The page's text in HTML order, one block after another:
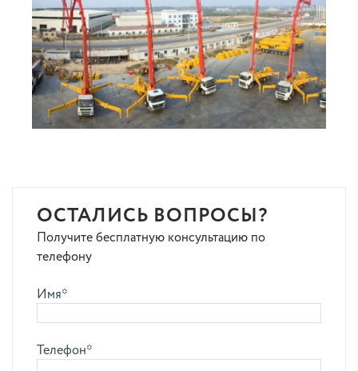
ОСТАЛИСЬ ВОПРОСЫ?
Получите бесплатную консультацию по
телефону
Имя*
Телефон*